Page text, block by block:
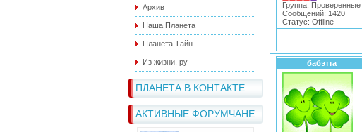
Архив
Наша Планета
Планета Тайн
Из жизни. ру
ПЛАНЕТА В КОНТАКТЕ
АКТИВНЫЕ ФОРУМЧАНЕ
Группа: Проверенные
Сообщений: 1420
Статус: Offline
бабэтта